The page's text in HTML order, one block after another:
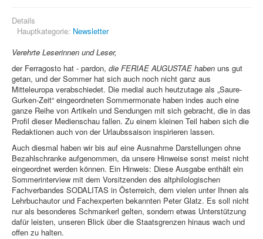
Details
Hauptkategorie: Newsletter
Verehrte Leserinnen und Leser,
der Ferragosto hat - pardon, die FERIAE AUGUSTAE haben uns gut
getan, und der Sommer hat sich auch noch nicht ganz aus
Mitteleuropa verabschiedet. Die medial auch heutzutage als „Saure-
Gurken-Zeit“ eingeordneten Sommermonate haben indes auch eine
ganze Reihe von Artikeln und Sendungen mit sich gebracht, die in das
Profil dieser Medienschau fallen. Zu einem kleinen Teil haben sich die
Redaktionen auch von der Urlaubssaison inspirieren lassen.
Auch diesmal haben wir bis auf eine Ausnahme Darstellungen ohne
Bezahlschranke aufgenommen, da unsere Hinweise sonst meist nicht
eingeordnet werden können. Ein Hinweis: Diese Ausgabe enthält ein
Sommerinterview mit dem Vorsitzenden des altphilologischen
Fachverbandes SODALITAS in Österreich, dem vielen unter Ihnen als
Lehrbuchautor und Fachexperten bekannten Peter Glatz. Es soll nicht
nur als besonderes Schmankerl gelten, sondern etwas Unterstützung
dafür leisten, unseren Blick über die Staatsgrenzen hinaus wach und
offen zu halten.